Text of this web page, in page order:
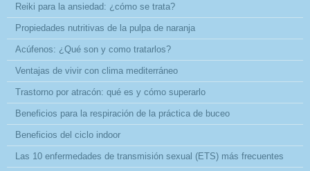
Reiki para la ansiedad: ¿cómo se trata?
Propiedades nutritivas de la pulpa de naranja
Acúfenos: ¿Qué son y como tratarlos?
Ventajas de vivir con clima mediterráneo
Trastorno por atracón: qué es y cómo superarlo
Beneficios para la respiración de la práctica de buceo
Beneficios del ciclo indoor
Las 10 enfermedades de transmisión sexual (ETS) más frecuentes